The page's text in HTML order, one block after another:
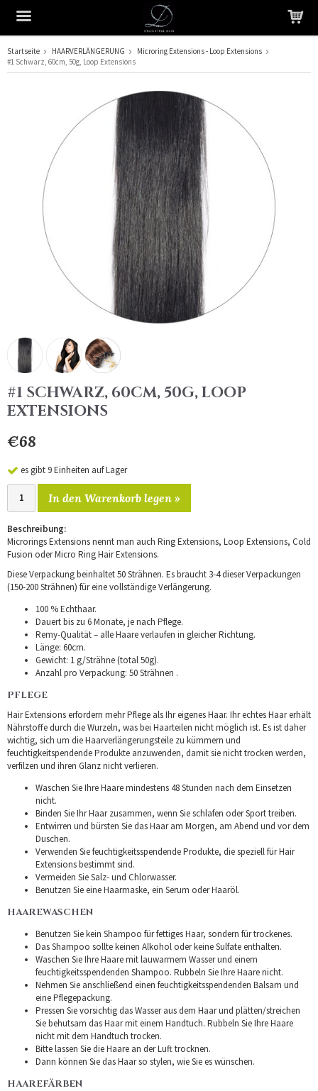
Das Produkt wurde in Ihren Warenkorb gelegt
Startseite HAARVERLÄNGERUNG
Microring Extensions - Loop Extensions
#1 Schwarz, 60cm, 50g, Loop Extensions
#1 SCHWARZ, 60CM, 50G, LOOP
EXTENSIONS
€68
es gibt 9 Einheiten auf Lager
In den Warenkorb legen »
Beschreibung:
Microrings Extensions nennt man auch Ring Extensions, Loop Extensions, Cold
Fusion oder Micro Ring Hair Extensions.
Diese Verpackung beinhaltet 50 Strähnen. Es braucht 3-4 dieser Verpackungen
(150-200 Strähnen) für eine vollständige Verlängerung.
100 % Echthaar.
Dauert bis zu 6 Monate, je nach Pflege.
Remy-Qualität – alle Haare verlaufen in gleicher Richtung.
Länge: 60cm.
Gewicht: 1 g/Strähne (total 50g).
Anzahl pro Verpackung: 50 Strähnen .
PFLEGE
Hair Extensions erfordern mehr Pflege als Ihr eigenes Haar. Ihr echtes Haar erhält
Nährstoffe durch die Wurzeln, was bei Haarteilen nicht möglich ist. Es ist daher
wichtig, sich um die Haarverlängerungsteile zu kümmern und
feuchtigkeitspendende Produkte anzuwenden, damit sie nicht trocken werden,
verfilzen und ihren Glanz nicht verlieren.
Waschen Sie Ihre Haare mindestens 48 Stunden nach dem Einsetzen
nicht.
Binden Sie Ihr Haar zusammen, wenn Sie schlafen oder Sport treiben.
Entwirren und bürsten Sie das Haar am Morgen, am Abend und vor dem
Duschen.
Verwenden Sie feuchtigkeitsspendende Produkte, die speziell für Hair
Extensions bestimmt sind.
Vermeiden Sie Salz- und Chlorwasser.
Benutzen Sie eine Haarmaske, ein Serum oder Haaröl.
HAAREWASCHEN
Benutzen Sie kein Shampoo für fettiges Haar, sondern für trockenes.
Das Shampoo sollte keinen Alkohol oder keine Sulfate enthalten.
Waschen Sie Ihre Haare mit lauwarmem Wasser und einem
feuchtigkeitsspendenden Shampoo. Rubbeln Sie Ihre Haare nicht.
Nehmen Sie anschließend einen feuchtigkeitsspendenden Balsam und
eine Pflegepackung.
Pressen Sie vorsichtig das Wasser aus dem Haar und plätten/streichen
Sie behutsam das Haar mit einem Handtuch. Rubbeln Sie Ihre Haare
nicht mit dem Handtuch trocken.
Bitte lassen Sie die Haare an der Luft trocknen.
Dann können Sie das Haar so stylen, wie Sie es wünschen.
HAAREFÄRBEN